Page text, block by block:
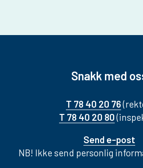
Snakk med
T 78 40 20 76
T 78 40 20 80
Send e-post
NB! Ikke send personlig